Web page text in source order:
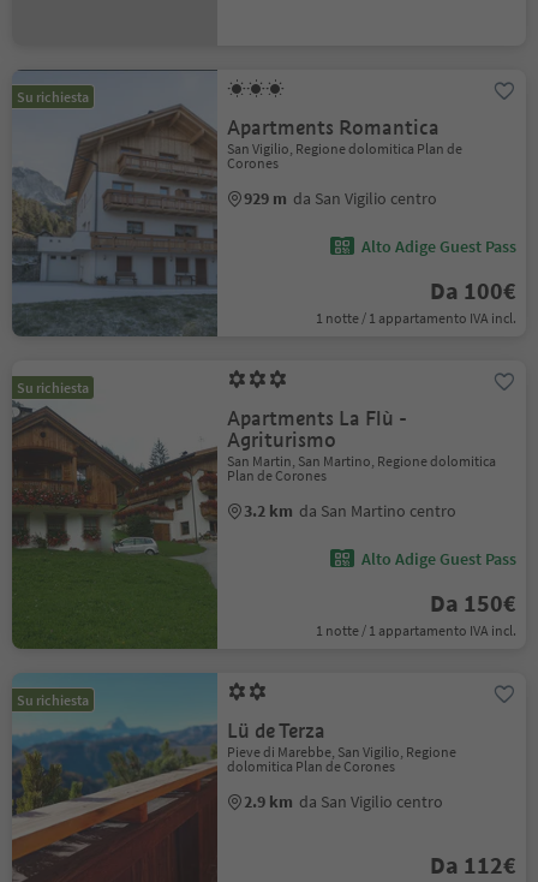
Su richiesta
Apartments Romantica
San Vigilio, Regione dolomitica Plan de
Corones
929 m da San Vigilio centro
Alto Adige Guest Pass
Da 100€
1 notte / 1 appartamento IVA incl.
Su richiesta
Apartments La Flù -
Agriturismo
San Martin, San Martino, Regione dolomitica
Plan de Corones
3.2 km da San Martino centro
Alto Adige Guest Pass
Da 150€
1 notte / 1 appartamento IVA incl.
Su richiesta
Lü de Terza
Pieve di Marebbe, San Vigilio, Regione
dolomitica Plan de Corones
2.9 km da San Vigilio centro
Da 112€